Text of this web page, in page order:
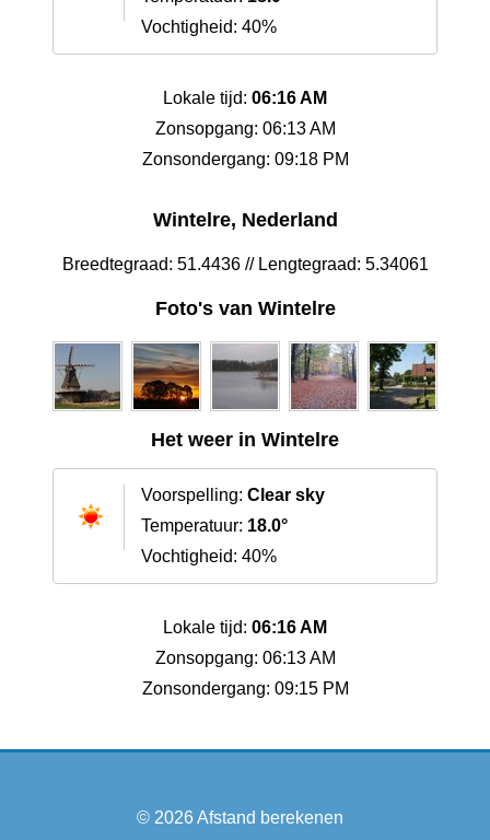
Vochtigheid: 40%
Lokale tijd: 06:16 AM
Zonsopgang: 06:13 AM
Zonsondergang: 09:18 PM
Wintelre, Nederland
Breedtegraad: 51.4436 // Lengtegraad: 5.34061
Foto's van Wintelre
Het weer in Wintelre
Voorspelling: Clear sky
Temperatuur: 18.0°
Vochtigheid: 40%
Lokale tijd: 06:16 AM
Zonsopgang: 06:13 AM
Zonsondergang: 09:15 PM
© 2026Afstand berekenen